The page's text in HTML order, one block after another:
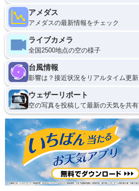
アメダス
アメダスの最新情報をチェック
ライブカメラ
全国2500地点の空の様子
台風情報
影響は？接近状況をリアルタイム更新
ウェザーリポート
空の写真を投稿して最新の天気を共有